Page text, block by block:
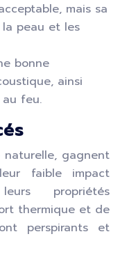
mais sa
peau et les
bonne
ainsi
feu.
naturelle, gagnent
faible impact
propriétés
thermique et de
perspirants et